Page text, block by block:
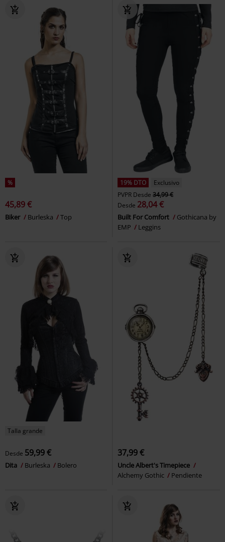
%
45,89 €
Biker Burleska Top
19% DTO
Exclusivo
PVPR Desde 34,99 €
Desde 28,04 €
Built For Comfort
Gothicana by
EMP
Leggins
Talla grande
Desde 59,99 €
Dita Burleska Bolero
37,99 €
Uncle Albert's Timepiece
Alchemy Gothic
Pendiente